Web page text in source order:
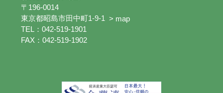
〒196-0014
東京都昭島市田中町1-9-1 > map
TEL：042-519-1901
FAX：042-519-1902